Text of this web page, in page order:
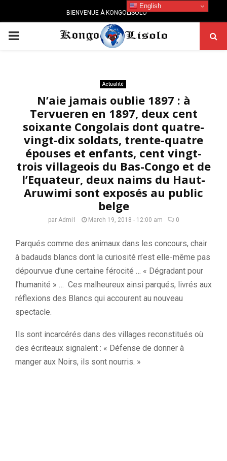
BIENVENUE À KONGOLISOLO
PRIMARY
Actualité
N’aie jamais oublie 1897 : à
Tervueren en 1897, deux cent
soixante Congolais dont quatre-
vingt-dix soldats, trente-quatre
épouses et enfants, cent vingt-
trois villageois du Bas-Congo et de
l’Equateur, deux naims du Haut-
Aruwimi sont exposés au public
belge
par Admi1 March 19, 2018 - 12:00 am 0
Parqués comme des animaux dans les concours, chair
à badauds blancs dont la curiosité n’est elle-même pas
dépourvue d’une certaine férocité … « Dégradant pour
l’humanité » … Ces malheureux ainsi parqués, livrés aux
réflexions des Blancs qui accourent au nouveau
spectacle.
Ils sont incarcérés dans des villages reconstitués où
des écriteaux signalent : « Défense de donner à
manger aux Noirs, ils sont nourris. »
English